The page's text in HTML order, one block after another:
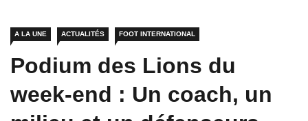
A LA UNE ACTUALITÉS FOOT INTERNATIONAL
Podium des Lions du
week-end : Un coach, un